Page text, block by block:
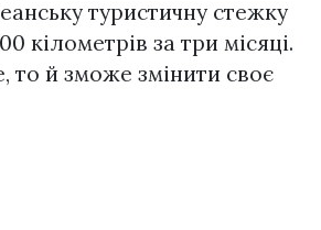
туристичну стежку
кілометрів за три місяці.
то й зможе змінити своє